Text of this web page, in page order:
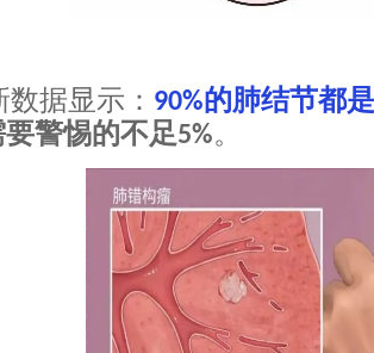
据显示： 90%的肺结节都
要警惕的不足5%。